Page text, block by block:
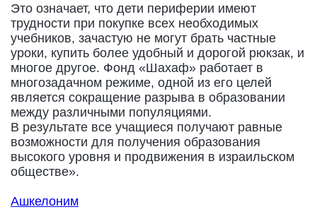
Это означает, что дети периферии имеют
трудности при покупке всех необходимых
учебников, зачастую не могут брать частные
уроки, купить более удобный и дорогой рюкзак, и
многое другое. Фонд «Шахаф» работает в
многозадачном режиме, одной из его целей
является сокращение разрыва в образовании
между различными популяциями.
В результате все учащиеся получают равные
возможности для получения образования
высокого уровня и продвижения в израильском
обществе».
Ашкелоним